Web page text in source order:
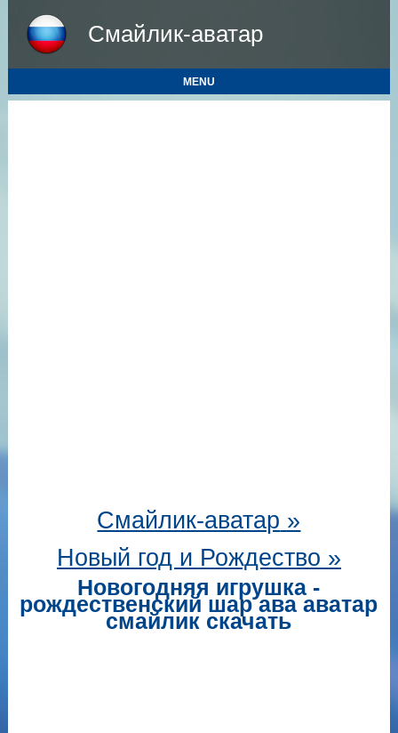
Смайлик-аватар
MENU
Смайлик-аватар »
Новый год и Рождество »
Новогодняя игрушка -
рождественский шар ава аватар
смайлик скачать